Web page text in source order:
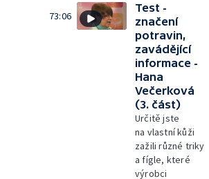
73:06
Test -
značení
potravin,
zavádějící
informace -
Hana
Večerková
(3. část)
Určitě jste
na vlastní kůži
zažili různé triky
a fígle, které
výrobci